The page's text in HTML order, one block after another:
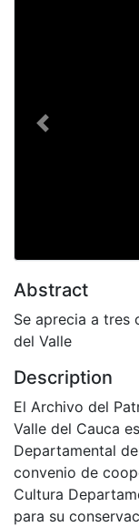
Previous
Abstract
Se aprecia a tres
del Valle
Description
El Archivo del
Valle del Cauca
Departamental
convenio de
Cultura
para su